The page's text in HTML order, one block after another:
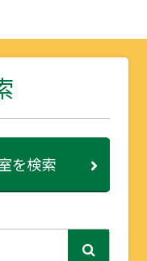
を検索